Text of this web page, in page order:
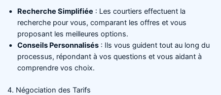
Recherche Simplifiée : Les courtiers effectuent la
recherche pour vous, comparant les offres et vous
proposant les meilleures options.
Conseils Personnalisés : Ils vous guident tout au long du
processus, répondant à vos questions et vous aidant à
comprendre vos choix.
4. Négociation des Tarifs